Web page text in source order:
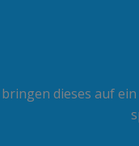
dieses auf